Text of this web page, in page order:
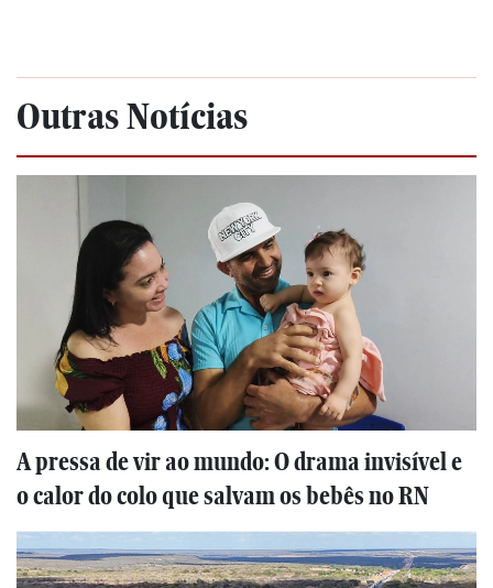
Outras Notícias
A pressa de vir ao mundo: O drama invisível e
o calor do colo que salvam os bebês no RN